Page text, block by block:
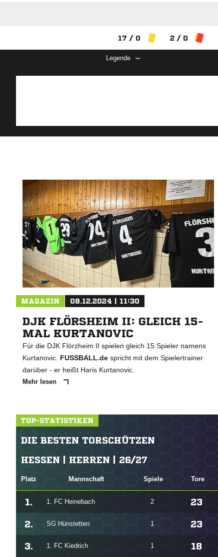
17 / 0 2 / 0
Legende
MAGAZIN 08.12.2024 | 11:30
DJK FLÖRSHEIM II: GLEICH 15-
MAL KURTANOVIC
Für die DJK Flörzheim II spielen gleich 15 Spieler namens
Kurtanovic. FUSSBALL.de spricht mit dem Spielertrainer
darüber - er heißt Haris Kurtanovic.
Mehr lesen
TOP-STATISTIKEN
DIE BESTEN TORSCHÜTZEN
HESSEN | HERREN | 26/27
Platz Mannschaft Spiele Tore
1. 1. FC Heinebach 2 23
2. SG Hünstetten 1 23
3. 1. FC Kiedrich 1 18